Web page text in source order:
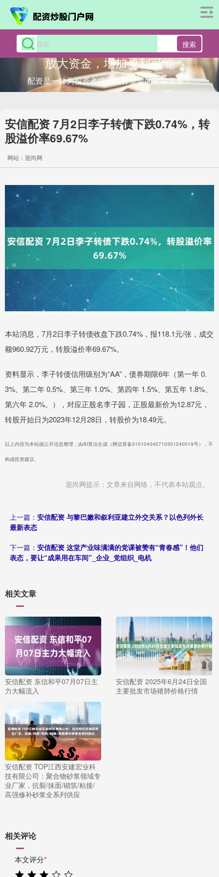
搜索
放大资金，增加盈利可能
配资是一种为投资者提供杠杆资金的金融服务！
安信配资 7月2日李子转债下跌0.74%，转
股溢价率69.67%
网站：迎尚网
本站消息，7月2日李子转债收盘下跌0.74%，报118.1元/张，成交
额960.92万元，转股溢价率69.67%。
资料显示，李子转债信用级别为“AA”，债券期限6年（第一年 0.
3%、第二年 0.5%、第三年 1.0%、第四年 1.5%、第五年 1.8%、
第六年 2.0%。），对应正股名李子园，正股最新价为12.87元，
转股开始日为2023年12月28日，转股价为18.49元。
以上内容为本站据公开信息整理，由AI算法生成（网信算备310104345710301240019号），不
构成投资建议。
迎尚网提示：文章来自网络，不代表本站观点。
上一篇： 安信配资 与黎巴嫩和叙利亚建立外交关系？以色列外长
最新表态
下一篇： 安信配资 这堂产业味满满的党课被赞有“青春感”！他们
表态，要让“成果用在车间”_企业_党组织_电机
相关文章
安信配资 东信和平07月07日主
力大幅流入
安信配资 2025年6月24日全国
主要批发市场猪肺价格行情
安信配资 TOP江西安建宏业科
技有限公司：聚合物砂浆领域专
业厂家，抗裂/抹面/砌筑/粘接/
高强修补砂浆全系列供应
相关评论
本文评分*